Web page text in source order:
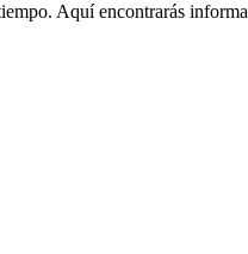
Aquí encontrarás